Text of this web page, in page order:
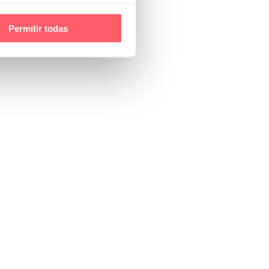
Permitir todas